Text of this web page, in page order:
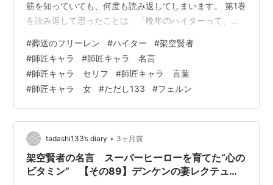
筋を知っていても、何度も読み返してしまいます。 第1巻
を読み返して思ったことは、「晩年のハイターって、い
くて、とぼけた味わいのある顔も好きですが、孤児のフ
ェルンをひきとり、愛娘のように育て、彼女をフリーレ
ンに託そうとする晩年のハイターは、何ともいえない、
柔和で慈悲深い顔をしています。 こういうお年寄りって
素敵だな、と思います。 「和顔愛語」という言葉があり
ますが、優しい言葉と笑顔は、人を…
#葬送のフリーレン #ハイター #架空賢者
#師匠キャラ #師匠キャラ 名言
#師匠キャラ セリフ #師匠キャラ 言葉
#師匠キャラ 女 #ただし133 #フェルン
tadashi133’s diary • 3ヶ月前
架空賢者の名言 スーパーヒーローを育てた“心の
ビタミン” 【その89】デンケンの妻レクテュー